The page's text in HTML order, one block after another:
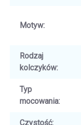
Motyw:
Rodzaj
kolczyków:
Typ
mocowania:
Czystość: